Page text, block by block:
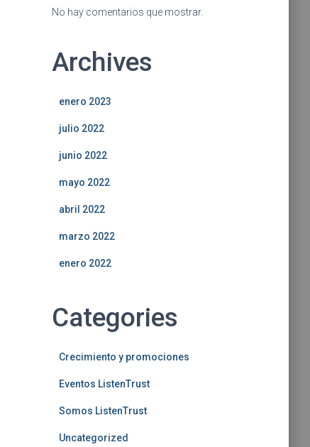
No hay comentarios que mostrar.
Archives
enero 2023
julio 2022
junio 2022
mayo 2022
abril 2022
marzo 2022
enero 2022
Categories
Crecimiento y promociones
Eventos ListenTrust
Somos ListenTrust
Uncategorized